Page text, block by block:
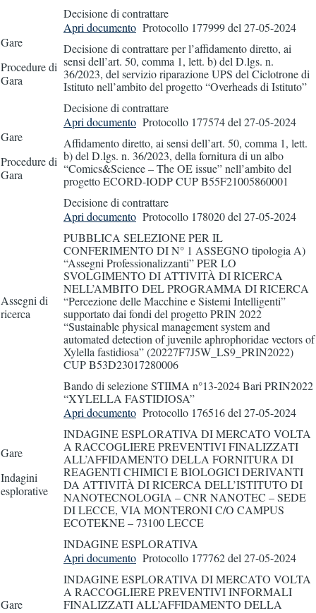
Decisione di contrattare
Gare
Procedure di
Gara
Apri documento Protocollo 177999del 27-05-2024
Decisione di contrattare per l’affidamento diretto, ai
sensi dell’art. 50, comma 1, lett. b) del D.lgs. n.
36/2023, del servizio riparazione UPS del Ciclotrone di
Istituto nell’ambito del progetto “Overheads di Istituto”
Decisione di contrattare
Gare
Procedure di
Gara
Apri documento Protocollo 177574del 27-05-2024
Affidamento diretto, ai sensi dell’art. 50, comma 1, lett.
b) del D.lgs. n. 36/2023, della fornitura di un albo
“Comics&Science – The OE issue” nell’ambito del
progetto ECORD-IODP CUP B55F21005860001
Decisione di contrattare
Assegni di
ricerca
Apri documento Protocollo 178020del 27-05-2024
PUBBLICA SELEZIONE PER IL
CONFERIMENTO DI N° 1 ASSEGNO tipologia A)
“Assegni Professionalizzanti” PER LO
SVOLGIMENTO DI ATTIVITÀ DI RICERCA
NELL’AMBITO DEL PROGRAMMA DI RICERCA
“Percezione delle Macchine e Sistemi Intelligenti”
supportato dai fondi del progetto PRIN 2022
“Sustainable physical management system and
automated detection of juvenile aphrophoridae vectors of
Xylella fastidiosa” (20227F7J5W_LS9_PRIN2022)
CUP B53D23017280006
Bando di selezione STIIMA n°13-2024 Bari PRIN2022
“XYLELLA FASTIDIOSA”
Gare
Indagini
esplorative
Apri documento Protocollo 176516del 27-05-2024
INDAGINE ESPLORATIVA DI MERCATO VOLTA
A RACCOGLIERE PREVENTIVI FINALIZZATI
ALL’AFFIDAMENTO DELLA FORNITURA DI
REAGENTI CHIMICI E BIOLOGICI DERIVANTI
DA ATTIVITÀ DI RICERCA DELL’ISTITUTO DI
NANOTECNOLOGIA – CNR NANOTEC – SEDE
DI LECCE, VIA MONTERONI C/O CAMPUS
ECOTEKNE – 73100 LECCE
INDAGINE ESPLORATIVA
Gare
Apri documento Protocollo 177762del 27-05-2024
INDAGINE ESPLORATIVA DI MERCATO VOLTA
A RACCOGLIERE PREVENTIVI INFORMALI
FINALIZZATI ALL’AFFIDAMENTO DELLA